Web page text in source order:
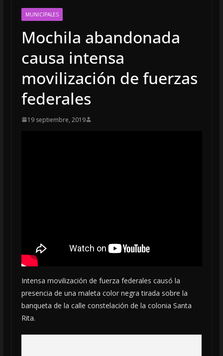
MUNICIPALES
Mochila abandonada
causa intensa
movilización de fuerzas
federales
19 septiembre, 2019
Intensa movilización de fuerza federales causó la
presencia de una maleta color negra tirada sobre la
banqueta de la calle constelación de la colonia Santa
Rita.